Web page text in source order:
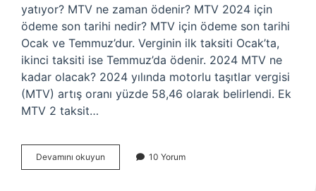
yatıyor? MTV ne zaman ödenir? MTV 2024 için
ödeme son tarihi nedir? MTV için ödeme son tarihi
Ocak ve Temmuz’dur. Verginin ilk taksiti Ocak’ta,
ikinci taksiti ise Temmuz’da ödenir. 2024 MTV ne
kadar olacak? 2024 yılında motorlu taşıtlar vergisi
(MTV) artış oranı yüzde 58,46 olarak belirlendi. Ek
MTV 2 taksit…
Devamını okuyun
Mtv
10 Yorum